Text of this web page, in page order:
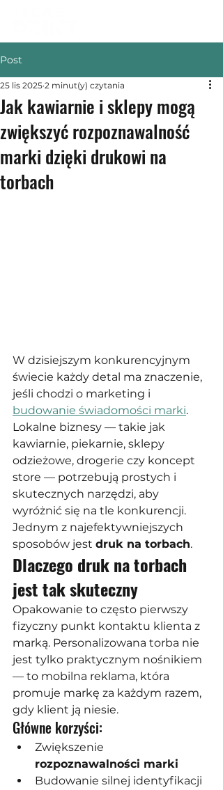
Post
Jak kawiarnie i sklepy mogą
zwiększyć rozpoznawalność
marki dzięki drukowi na
torbach
25 lis 2025 2 minut(y) czytania
W dzisiejszym konkurencyjnym
świecie każdy detal ma znaczenie,
jeśli chodzi o marketing i
budowanie świadomości marki.
Lokalne biznesy — takie jak
kawiarnie, piekarnie, sklepy
odzieżowe, drogerie czy koncept
store — potrzebują prostych i
skutecznych narzędzi, aby
wyróżnić się na tle konkurencji.
Jednym z najefektywniejszych
sposobów jest druk na torbach.
Dlaczego druk na torbach
jest tak skuteczny
Opakowanie to często pierwszy
fizyczny punkt kontaktu klienta z
marką. Personalizowana torba nie
jest tylko praktycznym nośnikiem
— to mobilna reklama, która
promuje markę za każdym razem,
gdy klient ją niesie.
Główne korzyści:
Zwiększenie
rozpoznawalności marki
Budowanie silnej identyfikacji